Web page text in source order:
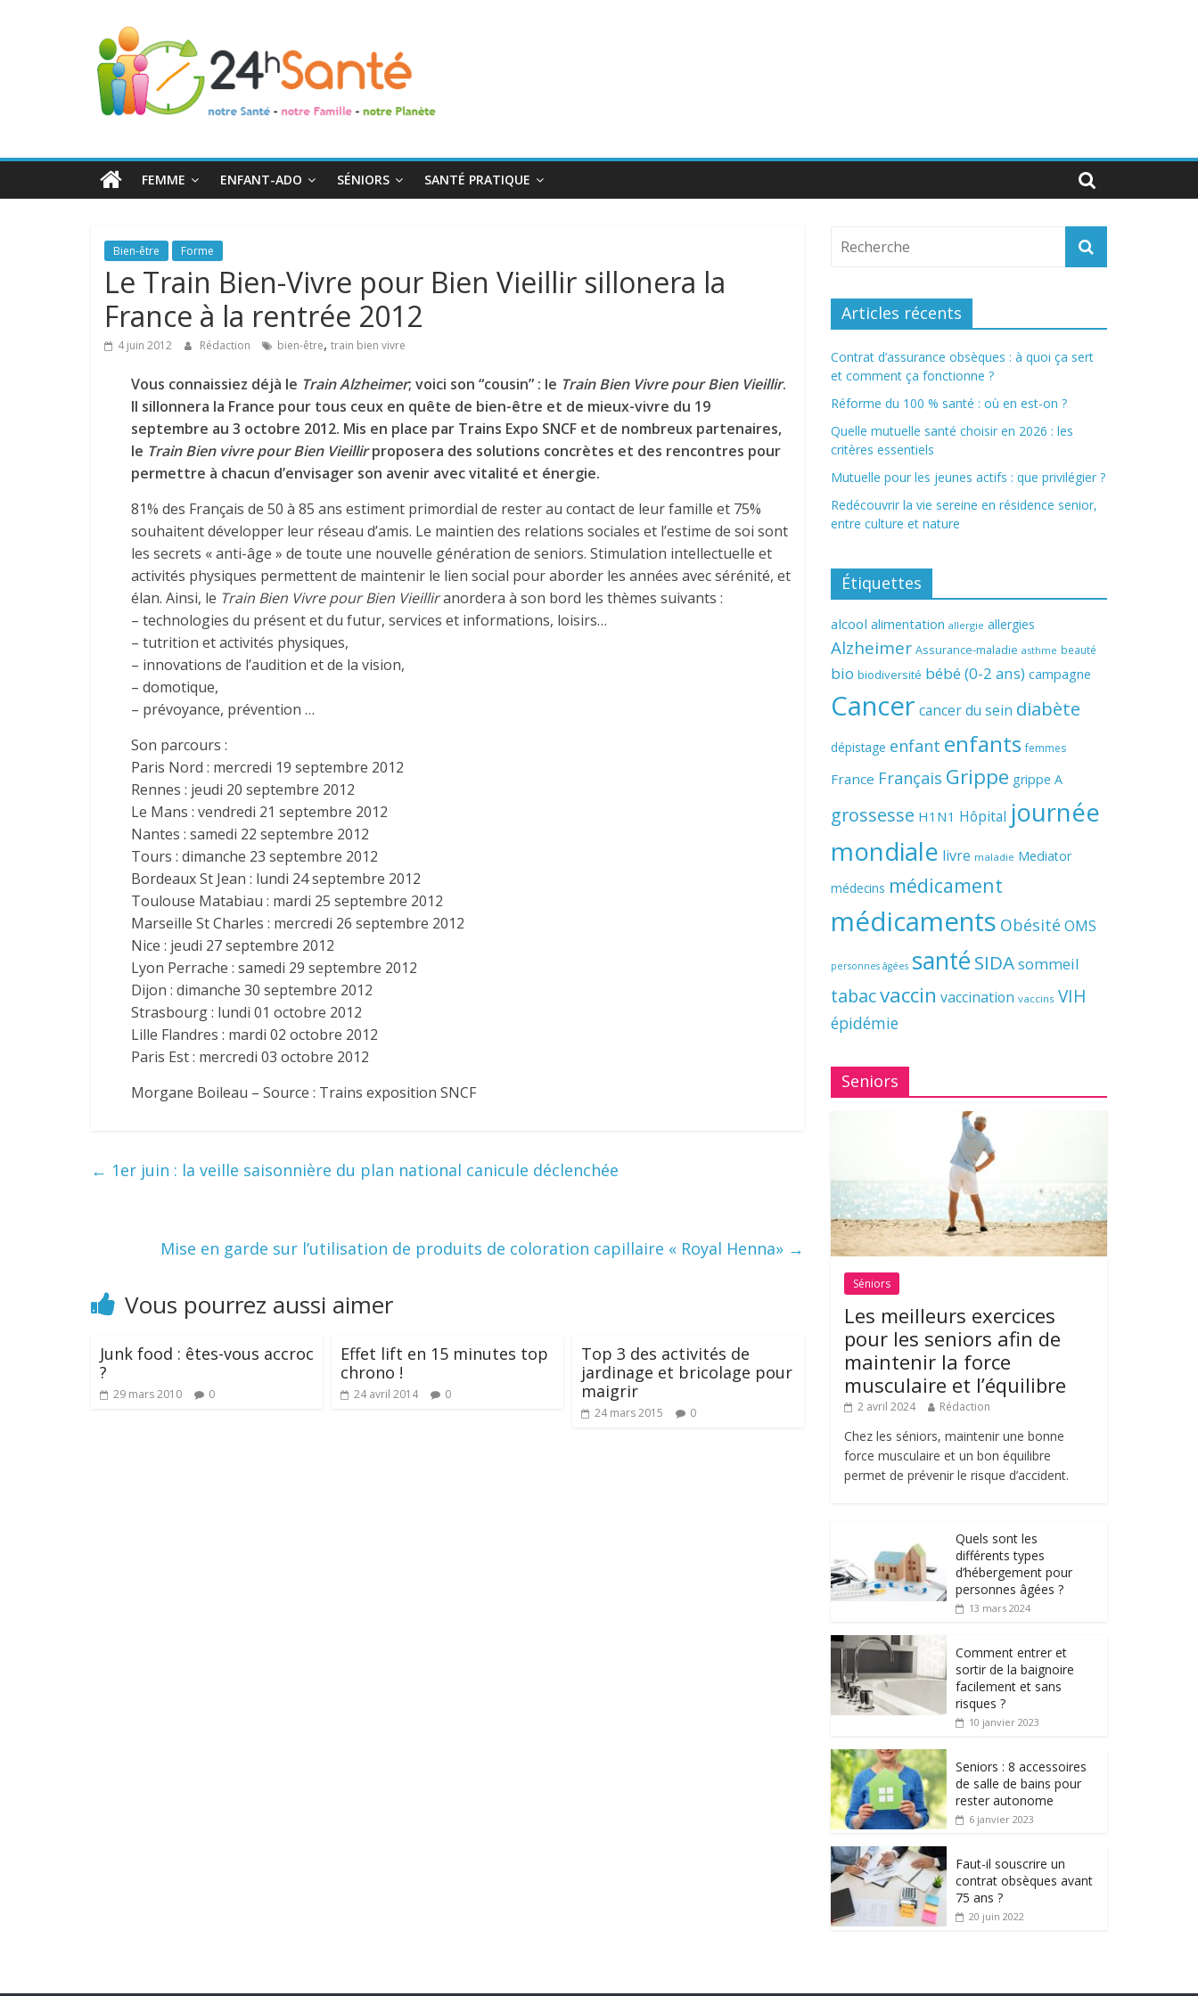
24h
Santé
toute
FEMME ENFANT-ADO SÉNIORS SANTÉ PRATIQUE
Bien-être Forme
Le Train Bien-Vivre pour Bien Vieillir sillonera la
France à la rentrée 2012
4 juin 2012 Rédaction bien-être, train bien vivre
Vous connaissiez déjà le Train Alzheimer; voici son “cousin” : le Train Bien Vivre pour Bien Vieillir.
Il sillonnera la France pour tous ceux en quête de bien-être et de mieux-vivre du 19
septembre au 3 octobre 2012. Mis en place par Trains Expo SNCF et de nombreux partenaires,
le Train Bien vivre pour Bien Vieillirproposera des solutions concrètes et des rencontres pour
permettre à chacun d’envisager son avenir avec vitalité et énergie.
81% des Français de 50 à 85 ans estiment primordial de rester au contact de leur famille et 75%
souhaitent développer leur réseau d’amis. Le maintien des relations sociales et l’estime de soi sont
les secrets « anti-âge » de toute une nouvelle génération de seniors. Stimulation intellectuelle et
activités physiques permettent de maintenir le lien social pour aborder les années avec sérénité, et
élan. Ainsi, le Train Bien Vivre pour Bien Vieilliranordera à son bord les thèmes suivants :
– technologies du présent et du futur, services et informations, loisirs…
– tutrition et activités physiques,
– innovations de l’audition et de la vision,
– domotique,
– prévoyance, prévention …
Son parcours :
Paris Nord : mercredi 19 septembre 2012
Rennes : jeudi 20 septembre 2012
Le Mans : vendredi 21 septembre 2012
Nantes : samedi 22 septembre 2012
Tours : dimanche 23 septembre 2012
Bordeaux St Jean : lundi 24 septembre 2012
Toulouse Matabiau : mardi 25 septembre 2012
Marseille St Charles : mercredi 26 septembre 2012
Nice : jeudi 27 septembre 2012
Lyon Perrache : samedi 29 septembre 2012
Dijon : dimanche 30 septembre 2012
Strasbourg : lundi 01 octobre 2012
Lille Flandres : mardi 02 octobre 2012
Paris Est : mercredi 03 octobre 2012
Morgane Boileau – Source : Trains exposition SNCF
← 1er juin : la veille saisonnière du plan national canicule déclenchée
Mise en garde sur l’utilisation de produits de coloration capillaire « Royal Henna» →
Vous pourrez aussi aimer
Junk food : êtes-vous accroc
?
29 mars 2010 0
Effet lift en 15 minutes top
chrono !
24 avril 2014 0
Top 3 des activités de
jardinage et bricolage pour
maigrir
24 mars 2015 0
Articles récents
Contrat d’assurance obsèques : à quoi ça sert
et comment ça fonctionne ?
Réforme du 100 % santé : où en est-on ?
Quelle mutuelle santé choisir en 2026 : les
critères essentiels
Mutuelle pour les jeunes actifs : que privilégier ?
Redécouvrir la vie sereine en résidence senior,
entre culture et nature
Étiquettes
alcool alimentation allergie allergies
Alzheimer Assurance-maladie asthme beauté
bio biodiversité bébé (0-2 ans) campagne
Cancer cancer du sein diabète
dépistage enfant enfants femmes
France Français Grippe grippe A
grossesse H1N1 Hôpital journée
mondiale livre maladie Mediator
médecins médicament
médicaments Obésité OMS
personnes âgées santé SIDAsommeil
tabacvaccin vaccination vaccins VIH
épidémie
Seniors
Séniors
Les meilleurs exercices
pour les seniors afin de
maintenir la force
musculaire et l’équilibre
2 avril 2024 Rédaction
Chez les séniors, maintenir une bonne
force musculaire et un bon équilibre
permet de prévenir le risque d’accident.
Quels sont les
différents types
d’hébergement pour
personnes âgées ?
13 mars 2024
Comment entrer et
sortir de la baignoire
facilement et sans
risques ?
10 janvier 2023
Seniors : 8 accessoires
de salle de bains pour
rester autonome
6 janvier 2023
Faut-il souscrire un
contrat obsèques avant
75 ans ?
20 juin 2022